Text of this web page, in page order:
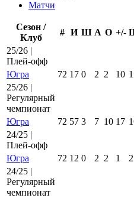
Матчи
Сезон /
Клуб
# И Ш А О +/-
25/26 |
Плей-офф
Югра
72 17 0 2 2 10
25/26 |
Регулярный
чемпионат
Югра
72 57 3 7 10 17
24/25 |
Плей-офф
Югра
72 12 0 2 2 1 2
24/25 |
Регулярный
чемпионат